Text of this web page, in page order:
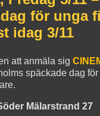
för unga
idag 3/11
att anmäla sig
späckade dag
Mälarstrand 27